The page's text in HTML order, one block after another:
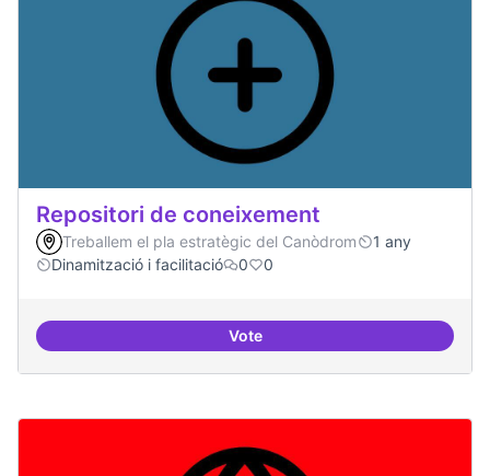
Repositori de coneixement
Treballem el pla estratègic del Canòdrom
1 any
Dinamització i facilitació
0 0
VoteRepositori de coneixement